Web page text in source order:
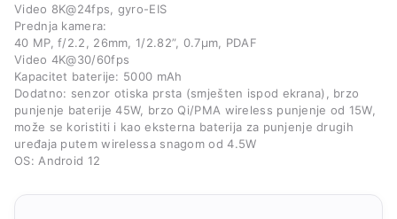
Video 8K@24fps, gyro-EIS
Prednja kamera:
40 MP, f/2.2, 26mm, 1/2.82”, 0.7µm, PDAF
Video 4K@30/60fps
Kapacitet baterije: 5000 mAh
Dodatno: senzor otiska prsta (smješten ispod ekrana), brzo
punjenje baterije 45W, brzo Qi/PMA wireless punjenje od 15W,
može se koristiti i kao eksterna baterija za punjenje drugih
uređaja putem wirelessa snagom od 4.5W
OS: Android 12